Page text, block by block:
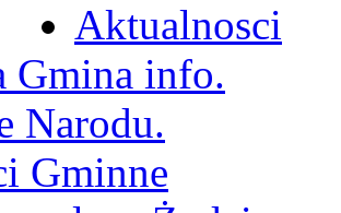
Aktualnosci
Gmina info.
Narodu.
Gminne